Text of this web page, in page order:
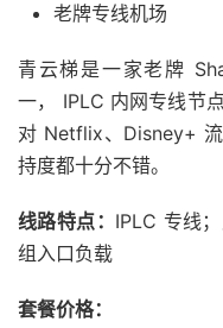
老牌专线机场
青云梯是一家老牌
一， IPLC 内网专线节
对 Netflix、Disney+
持度都十分不错。
线路特点： IPLC 专线
组入口负载
套餐价格：